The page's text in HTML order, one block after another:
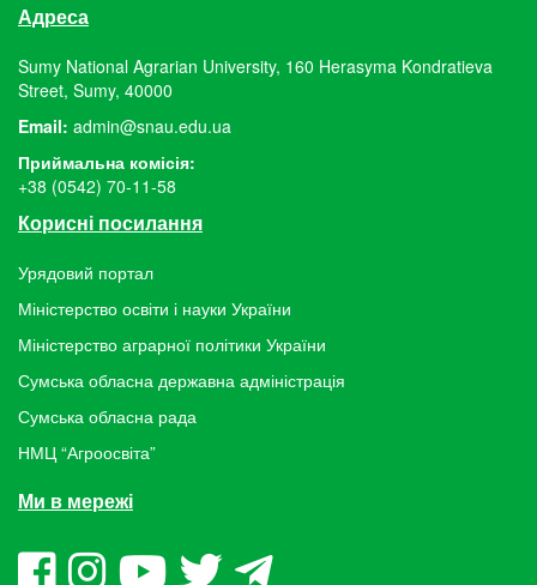
Адреса
Sumy National Agrarian University, 160 Herasyma Kondratieva
Street, Sumy, 40000
Email: admin@snau.edu.ua
Приймальна комісія:
+38 (0542) 70-11-58
Корисні посилання
Урядовий портал
Міністерство освіти і науки України
Міністерство аграрної політики України
Сумська обласна державна адміністрація
Сумська обласна рада
НМЦ “Агроосвіта”
Ми в мережі